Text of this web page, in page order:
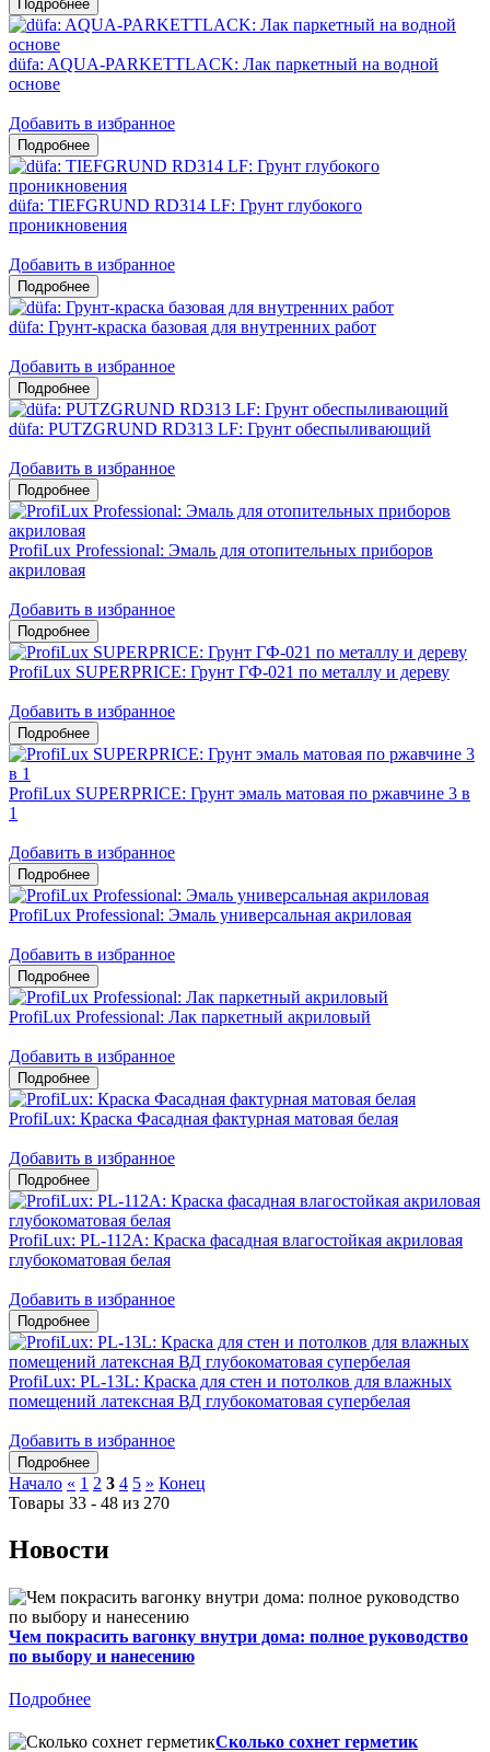
düfa: AQUA-PARKETTLACK: Лак паркетный на водной
основе
Добавить в избранное
düfa: TIEFGRUND RD314 LF: Грунт глубокого
проникновения
Добавить в избранное
düfa: Грунт-краска базовая для внутренних работ
Добавить в избранное
düfa: PUTZGRUND RD313 LF: Грунт обеспыливающий
Добавить в избранное
ProfiLux Professional: Эмаль для отопительных приборов
акриловая
Добавить в избранное
ProfiLux SUPERPRICE: Грунт ГФ-021 по металлу и дереву
Добавить в избранное
ProfiLux SUPERPRICE: Грунт эмаль матовая по ржавчине 3 в
1
Добавить в избранное
ProfiLux Professional: Эмаль универсальная акриловая
Добавить в избранное
ProfiLux Professional: Лак паркетный акриловый
Добавить в избранное
ProfiLux: Краска Фасадная фактурная матовая белая
Добавить в избранное
ProfiLux: PL-112А: Краска фасадная влагостойкая акриловая
глубокоматовая белая
Добавить в избранное
ProfiLux: PL-13L: Краска для стен и потолков для влажных
помещений латексная ВД глубокоматовая супербелая
Добавить в избранное
Начало « 1 2 3 4 5 » Конец
Товары 33 - 48 из 270
Новости
Чем покрасить вагонку внутри дома: полное руководство
по выбору и нанесению
Подробнее
Сколько сохнет герметик